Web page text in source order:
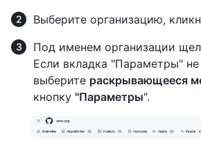
Выберите организацию,
Под именем организации
Если вкладка "Параметры"
выберите раскрывающееся
кнопку "Параметры".